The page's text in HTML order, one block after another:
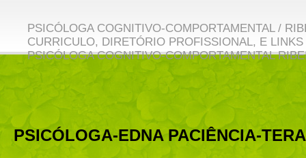
PSICÓLOGA COGNITIVO-COMPORTAMENTAL /
CURRICULO, DIRETÓRIO PROFISSIONAL, E
PSICÓLOGA COGNITIVO-COMPORTAMENTAL
PSICÓLOGA-EDNA PACIÊNCIA-